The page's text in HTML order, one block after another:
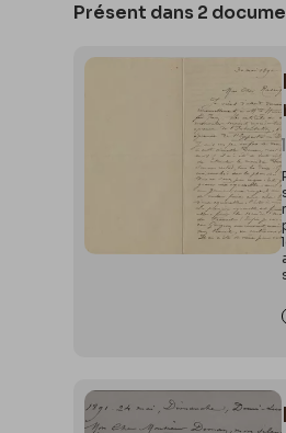
Présent dans 2